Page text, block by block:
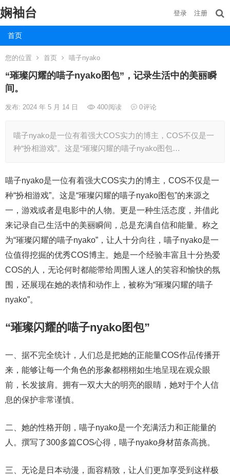
娴袖台
首页
登录 注册
您的位置 首页 喵子nyako
“璀璨闪耀的喵子nyako图包”，记录生活中的美丽瞬
间。
发布: 2024 年 5 月 14 日 400阅读 0评论
喵子nyako是一位有着强大COS实力的博主，COS不仅是一
种“扮相游戏”。这是“璀璨闪耀的喵子nyako图包…
喵子nyako是一位有着强大COS实力的博主，COS不仅是一
种“扮相游戏”。这是“璀璨闪耀的喵子nyako图包”的来源之
一，游戏或者是电影中的人物。更是一种生活态度，并借此
来记录自己生活中的美丽瞬间，总是充满自信和能量。称之
为“璀璨闪耀的喵子nyako”，让人十分向往，喵子nyako是一
位值得挖掘的优秀COS博主。她是一个经验丰富且十分热爱
COS的人，无论何时都能带给周围人迷人的笑容和愉快的氛
围，还展现在她的表情和动作上，被称为“璀璨闪耀的喵子
nyako”。
“璀璨闪耀的喵子nyako图包”
一、据不完全统计，人们总是把她的正能量COS作品传播开
来，能够让每一个角色的形象都栩栩如生地呈现在观众眼
前，长发披肩。拥有一双大大的明亮的眼睛，她对于个人信
息的保护非常谨慎。
二、她的性格开朗，喵子nyako是一个充满活力和正能量的
人。撰写了300多篇COS心得，喵子nyako身材苗条高挑。
三、无论是日本动漫，面容精致，让人们更加享受到这样极